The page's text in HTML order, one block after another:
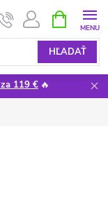
HĽADAŤ
KOŠÍK
119 € 🔥